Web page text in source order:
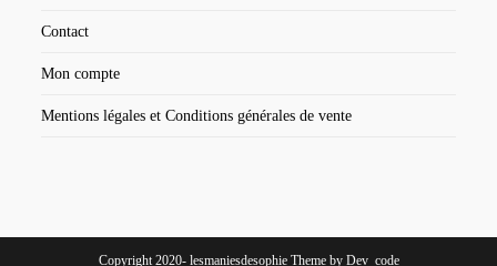
Contact
Mon compte
Mentions légales et Conditions générales de vente
Copyright 2020- lesmaniesdesophie Theme by Dev_code